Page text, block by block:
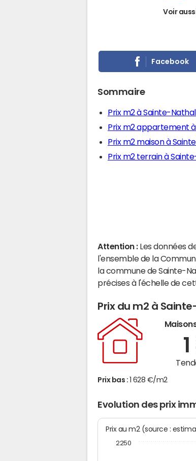
Voir
Facebook
Sommaire
Prix m2 à Sainte-
Prix m2 appartement
Prix m2 maison à
Prix m2 terrain à
Attention : Les données
l'ensemble de la
la commune de Sainte-
précises à l'échelle de
Prix du m2 à
Prix bas : 1 628 €/m2
Evolution des prix
Prix au m2 (source :
2250